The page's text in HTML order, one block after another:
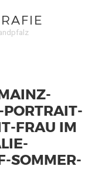
PORTRAIT-
FRAU IM
SOMMER-